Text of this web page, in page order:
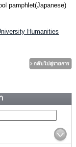
pamphlet(Japanese)
Humanities